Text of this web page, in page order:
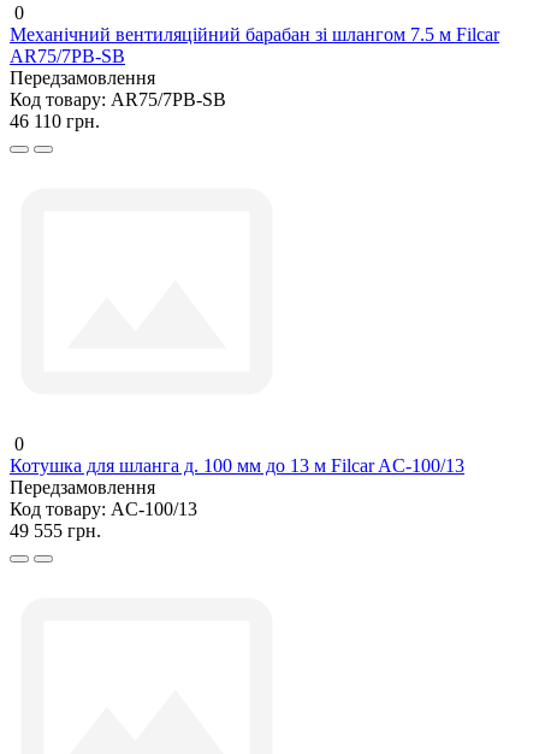
0
Механічний вентиляційний барабан зі шлангом 7.5 м Filcar
AR75/7PB-SB
Передзамовлення
Код товару: AR75/7PB-SB
46 110 грн.
0
Котушка для шланга д. 100 мм до 13 м Filcar AC-100/13
Передзамовлення
Код товару: AC-100/13
49 555 грн.